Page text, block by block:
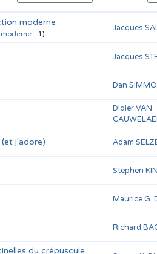
moderne
- 1)
Jacques
Jacques
Dan
Didier VAN
j'adore) Adam
Stephen
Maurice G.
Richard
du crépuscule